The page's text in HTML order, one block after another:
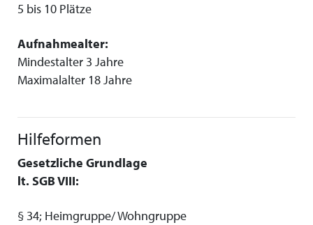
5 bis 10 Plätze
Aufnahmealter:
Mindestalter 3 Jahre
Maximalalter 18 Jahre
Hilfeformen
Gesetzliche Grundlage
lt. SGB VIII:
§ 34; Heimgruppe/ Wohngruppe